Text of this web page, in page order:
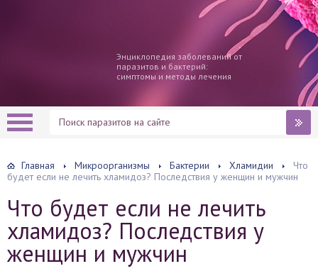
Энциклопедия заболеваний от
паразитов и бактерий:
симптомы и методы лечения
Главная Микроорганизмы Бактерии Хламидии
Что
будет если не лечить хламидоз? Последствия у женщин и мужчин
Что будет если не лечить
хламидоз? Последствия у
женщин и мужчин